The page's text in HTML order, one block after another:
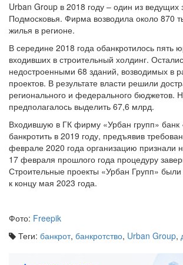
Urban Group в 2018 году – один из ведущих
Подмосковья. Фирма возводила около 870
жилья в регионе.
В середине 2018 года обанкротилось пять
входивших в строительный холдинг.
недостроенными 68 зданий, возводимых в
проектов. В результате власти решили
регионального и федерального бюджетов.
предполагалось выделить 67,6 млрд.
Входившую в ГК фирму «Урбан групп»
банкротить в 2019 году, предъявив
феврале 2020 года организацию признали
17 февраля прошлого года процедуру
Строительные проекты «Урбан Групп»
к концу мая 2023 года.
Фото: Freepik
Теги: банкрот, банкротство, Urban Group,